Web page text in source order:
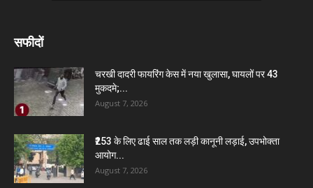
सफीदों
चरखी दादरी फायरिंग केस में नया खुलासा, घायलों पर 43
मुकदमे;...
August 7, 2026
₹253 के लिए ढाई साल तक लड़ी कानूनी लड़ाई, उपभोक्ता
आयोग...
August 7, 2026